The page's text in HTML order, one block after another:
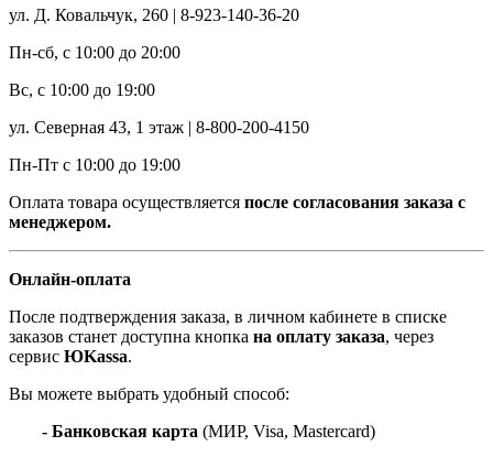
ул. Д. Ковальчук, 260 | 8-923-140-36-20
Пн-сб, с 10:00 до 20:00
Вс, с 10:00 до 19:00
ул. Северная 43, 1 этаж | 8-800-200-4150
Пн-Пт с 10:00 до 19:00
Оплата товара осуществляется после согласования заказа с
менеджером.
Онлайн-оплата
После подтверждения заказа, в личном кабинете в списке
заказов станет доступна кнопка на оплату заказа, через
сервис ЮKassa.
Вы можете выбрать удобный способ:
- Банковская карта (МИР, Visa, Mastercard)